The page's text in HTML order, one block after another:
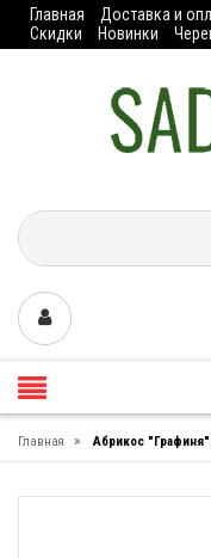
Главная Доставка и
Скидки
Новинки
Главная » Абрикос